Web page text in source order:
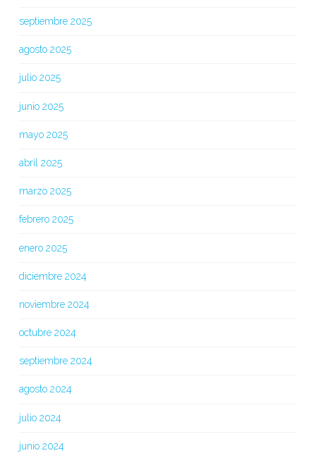
septiembre 2025
agosto 2025
julio 2025
junio 2025
mayo 2025
abril 2025
marzo 2025
febrero 2025
enero 2025
diciembre 2024
noviembre 2024
octubre 2024
septiembre 2024
agosto 2024
julio 2024
junio 2024